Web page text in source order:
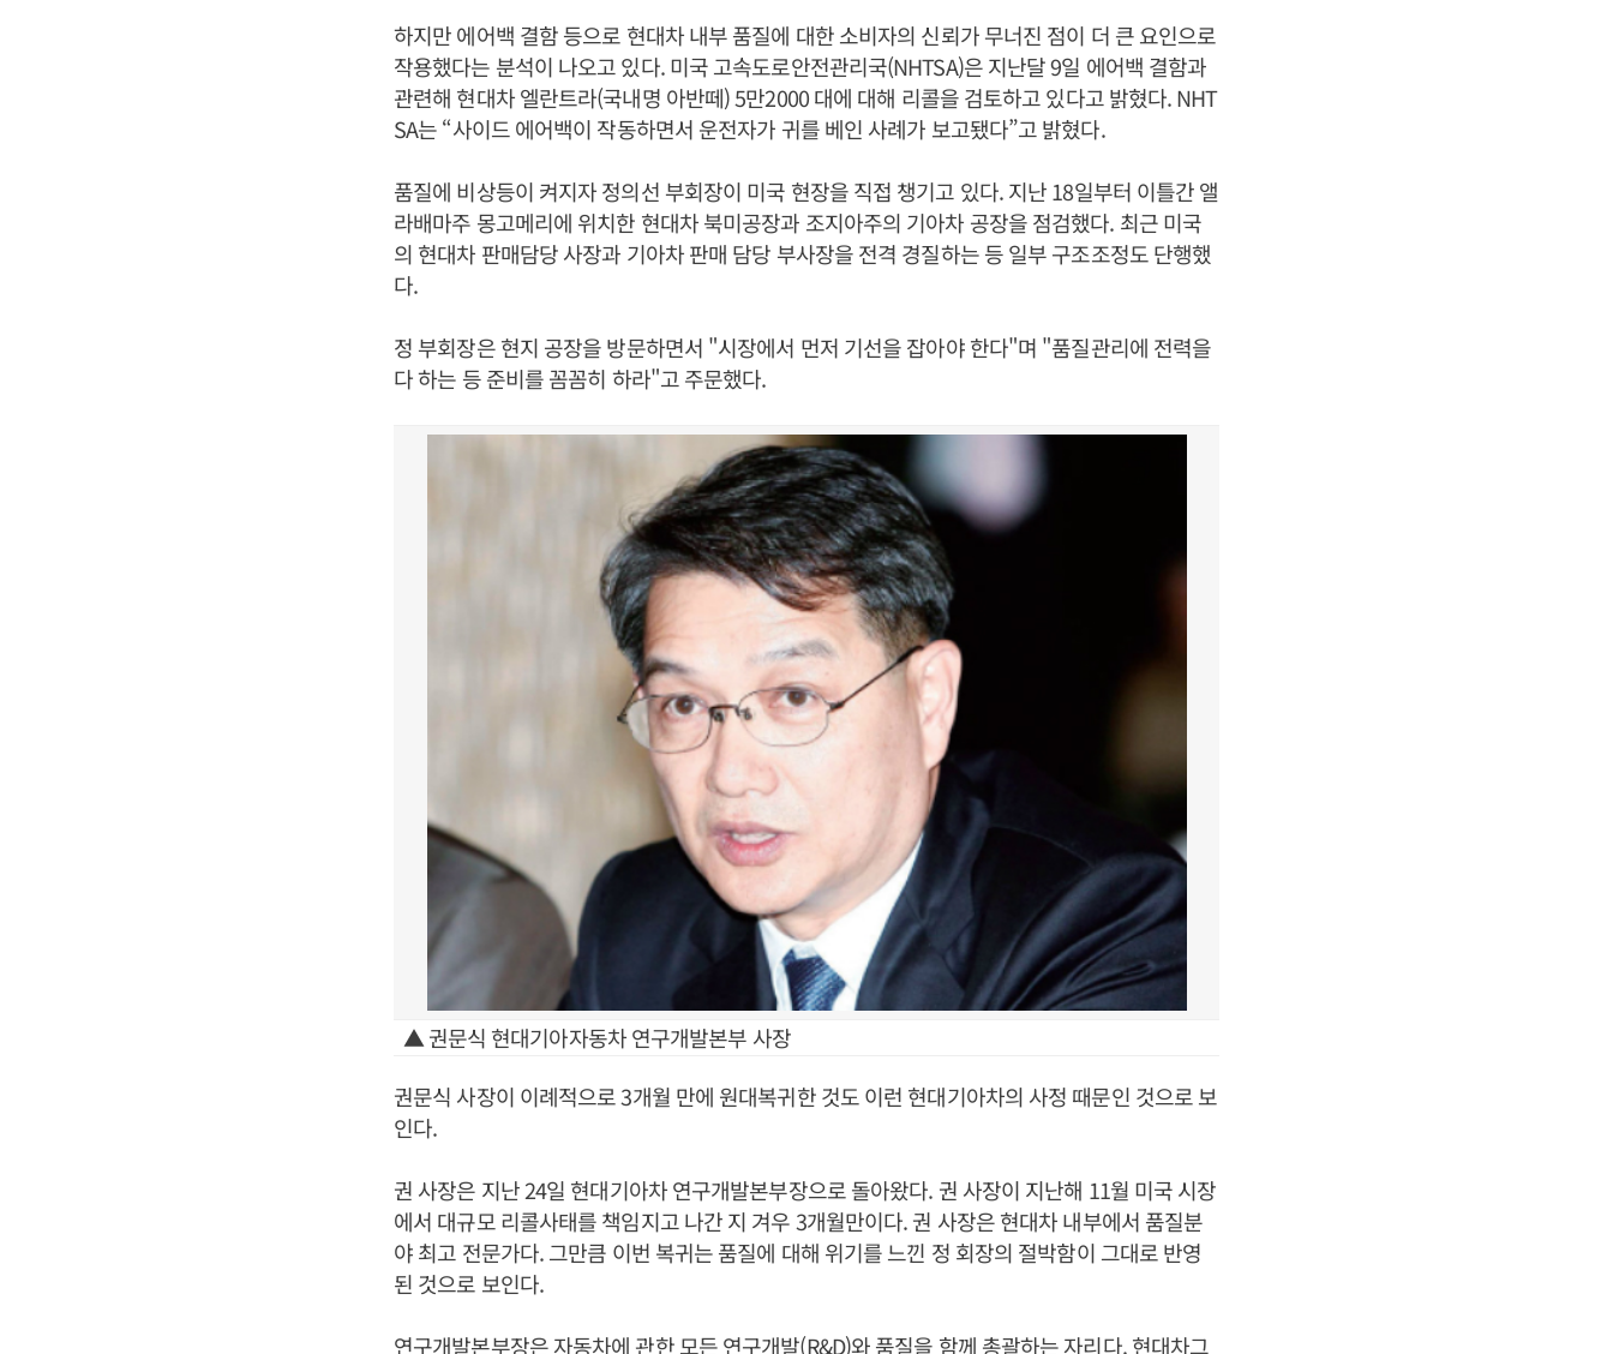
하지만 에어백 결함 등으로 현대차 내부 품질에 대한 소비자의 신뢰가 무너진 점이 더 큰 요인으로
작용했다는 분석이 나오고 있다. 미국 고속도로안전관리국(NHTSA)은 지난달 9일 에어백 결함과
관련해 현대차 엘란트라(국내명 아반떼) 5만2000 대에 대해 리콜을 검토하고 있다고 밝혔다. NHT
SA는 “사이드 에어백이 작동하면서 운전자가 귀를 베인 사례가 보고됐다”고 밝혔다.
품질에 비상등이 켜지자 정의선 부회장이 미국 현장을 직접 챙기고 있다. 지난 18일부터 이틀간 앨
라배마주 몽고메리에 위치한 현대차 북미공장과 조지아주의 기아차 공장을 점검했다. 최근 미국
의 현대차 판매담당 사장과 기아차 판매 담당 부사장을 전격 경질하는 등 일부 구조조정도 단행했
다.
정 부회장은 현지 공장을 방문하면서 "시장에서 먼저 기선을 잡아야 한다"며 "품질관리에 전력을
다 하는 등 준비를 꼼꼼히 하라"고 주문했다.
▲ 권문식 현대기아자동차 연구개발본부 사장
권문식 사장이 이례적으로 3개월 만에 원대복귀한 것도 이런 현대기아차의 사정 때문인 것으로 보
인다.
권 사장은 지난 24일 현대기아차 연구개발본부장으로 돌아왔다. 권 사장이 지난해 11월 미국 시장
에서 대규모 리콜사태를 책임지고 나간 지 겨우 3개월만이다. 권 사장은 현대차 내부에서 품질분
야 최고 전문가다. 그만큼 이번 복귀는 품질에 대해 위기를 느낀 정 회장의 절박함이 그대로 반영
된 것으로 보인다.
연구개발본부장은 자동차에 관한 모든 연구개발(R&D)와 품질을 함께 총괄하는 자리다. 현대차그